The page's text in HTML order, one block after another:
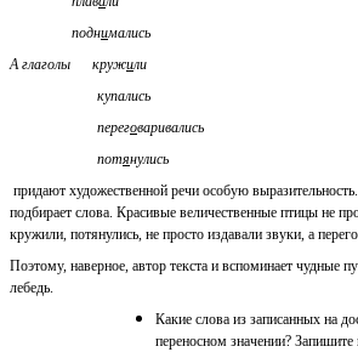
поднимались
А глаголы кружили
купались
переговаривались
потянулись
придают художественной речи особую
подбирает слова. Красивые величественные птицы не
кружили, потянулись, не просто издавали звуки, а
Поэтому, наверное, автор текста и вспоминает чудные
лебедь.
Какие слова из записанных на
переносном значении? Запишите